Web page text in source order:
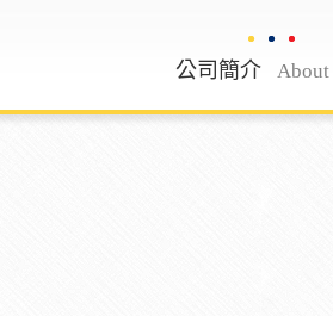
公司簡介 About